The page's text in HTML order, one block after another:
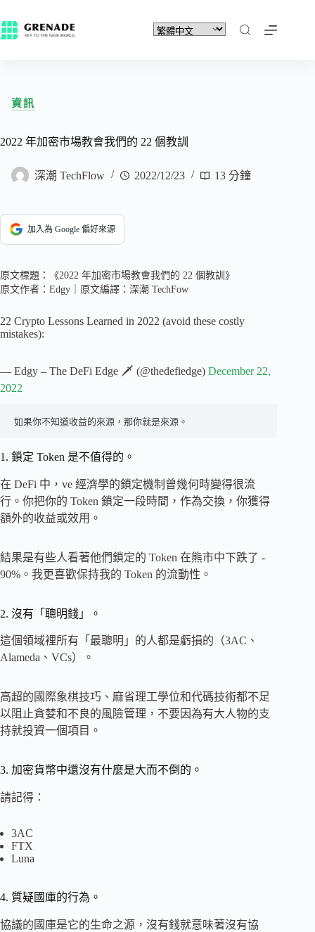
資訊
2022 年加密市場教會我們的 22 個教訓
深潮 TechFlow 2022/12/23 13 分鐘
加入為 Google 偏好來源
原文標題：《2022 年加密市場教會我們的 22 個教訓》
原文作者：Edgy｜原文編譯：深潮 TechFow
22 Crypto Lessons Learned in 2022 (avoid these costly
mistakes):
— Edgy – The DeFi Edge 🗡️ (@thedefiedge) December 22,
2022
如果你不知道收益的來源，那你就是來源。
1. 鎖定 Token 是不值得的。
在 DeFi 中，ve 經濟學的鎖定機制曾幾何時變得很流
行。你把你的 Token 鎖定一段時間，作為交換，你獲得
額外的收益或效用。
結果是有些人看著他們鎖定的 Token 在熊市中下跌了 -
90%。我更喜歡保持我的 Token 的流動性。
2. 沒有「聰明錢」。
這個領域裡所有「最聰明」的人都是虧損的（3AC、
Alameda、VCs）。
高超的國際象棋技巧、麻省理工學位和代碼技術都不足
以阻止貪婪和不良的風險管理，不要因為有大人物的支
持就投資一個項目。
3. 加密貨幣中還沒有什麼是大而不倒的。
請記得：
3AC
FTX
Luna
4. 質疑國庫的行為。
協議的國庫是它的生命之源，沒有錢就意味著沒有協